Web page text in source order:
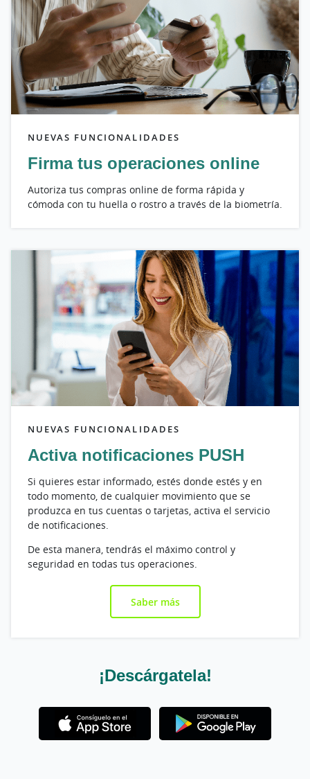
NUEVAS FUNCIONALIDADES
Firma tus operaciones online
Autoriza tus compras online de forma rápida y
cómoda con tu huella o rostro a través de la biometría.
NUEVAS FUNCIONALIDADES
Activa notificaciones PUSH
Si quieres estar informado, estés donde estés y en
todo momento, de cualquier movimiento que se
produzca en tus cuentas o tarjetas, activa el servicio
de notificaciones.
De esta manera, tendrás el máximo control y
seguridad en todas tus operaciones.
Saber más
¡Descárgatela!